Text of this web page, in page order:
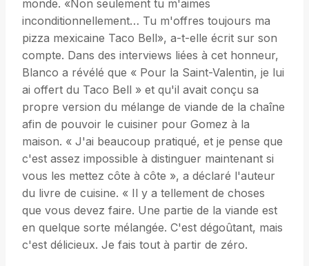
monde. «Non seulement tu m'aimes
inconditionnellement… Tu m'offres toujours ma
pizza mexicaine Taco Bell», a-t-elle écrit sur son
compte. Dans des interviews liées à cet honneur,
Blanco a révélé que « Pour la Saint-Valentin, je lui
ai offert du Taco Bell » et qu'il avait conçu sa
propre version du mélange de viande de la chaîne
afin de pouvoir le cuisiner pour Gomez à la
maison. « J'ai beaucoup pratiqué, et je pense que
c'est assez impossible à distinguer maintenant si
vous les mettez côte à côte », a déclaré l'auteur
du livre de cuisine. « Il y a tellement de choses
que vous devez faire. Une partie de la viande est
en quelque sorte mélangée. C'est dégoûtant, mais
c'est délicieux. Je fais tout à partir de zéro.